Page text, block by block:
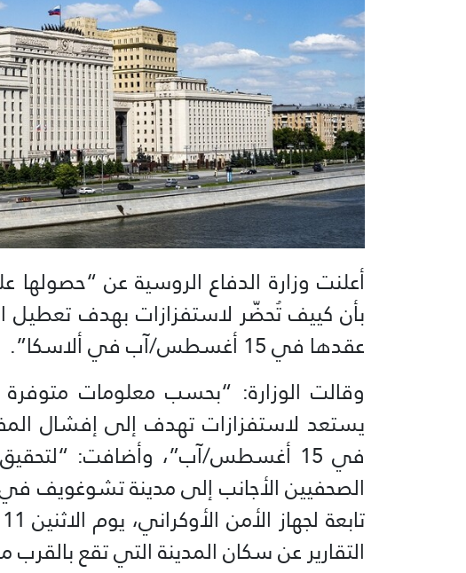
أعلنت وزارة الدفاع الروسية عن
بأن كييف تُحضّر لاستفزازات بهدف تعطيل
عقدها في 15 أغسطس/آب في ألاسكا”.
وقالت الوزارة: “بحسب معلومات
يستعد لاستفزازات تهدف إلى إفشال
في 15 أغسطس/آب”، وأضافت:
الصحفيين الأجانب إلى مدينة تشوغويف
التقارير عن سكان المدينة التي تقع